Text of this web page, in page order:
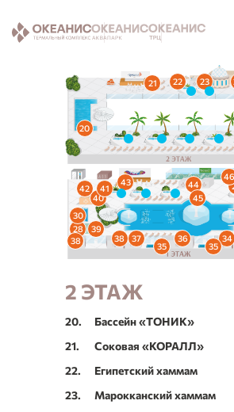
20
21 22 23
28
30
34
35
35
36
37
38
38
39
40
41
42
43
44
45
46
2 ЭТАЖ
20.
Бассейн «ТОНИК»
21.
Соковая «КОРАЛЛ»
22.
Египетский хаммам
23.
Марокканский хаммам